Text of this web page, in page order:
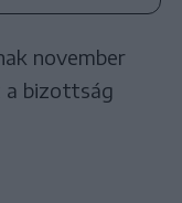
november
a bizottság